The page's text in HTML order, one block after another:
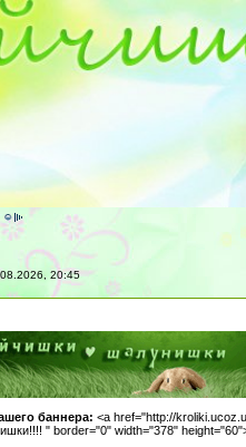
20:45
баннера: <a href="http://
" border="0" width="378"